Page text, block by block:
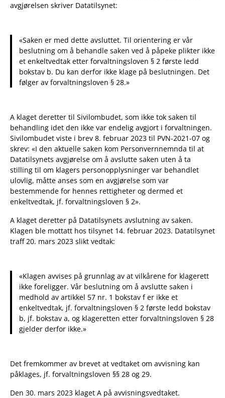
avgjørelsen skriver Datatilsynet:
«Saken er med dette avsluttet. Til orientering er vår
beslutning om å behandle saken ved å påpeke plikter ikke
et enkeltvedtak etter forvaltningsloven § 2 første ledd
bokstav b. Du kan derfor ikke klage på beslutningen. Det
følger av forvaltningsloven § 28.»
A klaget deretter til Sivilombudet, som ikke tok saken til
behandling idet den ikke var endelig avgjort i forvaltningen.
Sivilombudet viste i brev 8. februar 2023 til PVN-2021-07 og
skrev: «I den aktuelle saken kom Personvernnemnda til at
Datatilsynets avgjørelse om å avslutte saken uten å ta
stilling til om klagers personopplysninger var behandlet
ulovlig, måtte anses som en avgjørelse som var
bestemmende for hennes rettigheter og dermed et
enkeltvedtak, jf. forvaltningsloven § 2».
A klaget deretter på Datatilsynets avslutning av saken.
Klagen ble mottatt hos tilsynet 14. februar 2023. Datatilsynet
traff 20. mars 2023 slikt vedtak:
«Klagen avvises på grunnlag av at vilkårene for klagerett
ikke foreligger. Vår beslutning om å avslutte saken i
medhold av artikkel 57 nr. 1 bokstav f er ikke et
enkeltvedtak, jf. forvaltningsloven § 2 første ledd bokstav
b, jf. bokstav a, og klageretten etter forvaltningsloven § 28
gjelder derfor ikke.»
Det fremkommer av brevet at vedtaket om avvisning kan
påklages, jf. forvaltningsloven §§ 28 og 29.
Den 30. mars 2023 klaget A på avvisningsvedtaket.